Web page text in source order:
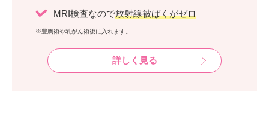
MRI検査なので放射線被ばくがゼロ
※豊胸術や乳がん術後に入れます。
詳しく見る